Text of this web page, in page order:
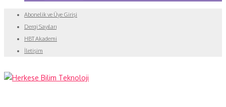
Abonelik ve Üye Girişi
Dergi Sayıları
HBT Akademi
İletişim